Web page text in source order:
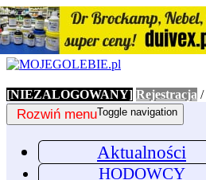
[NIEZALOGOWANY] Rejestracja /
Toggle navigation
Rozwiń menu
Aktualności
HODOWCY